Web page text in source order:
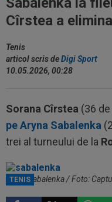
Cîrstea a
Tenis
articol scris deDigi Sport
10.05.2026, 00:28
Sorana Cîrstea (36
pe Aryna Sabalenka
trei al turneului de la
TENIS
Aryna Sabalenka / Foto: